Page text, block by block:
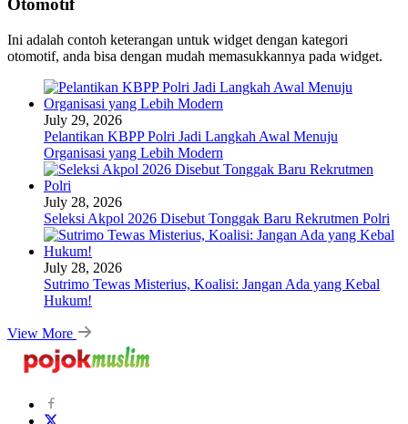
Otomotif
Ini adalah contoh keterangan untuk widget dengan kategori
otomotif, anda bisa dengan mudah memasukkannya pada widget.
July 29, 2026
Pelantikan KBPP Polri Jadi Langkah Awal Menuju
Organisasi yang Lebih Modern
July 28, 2026
Seleksi Akpol 2026 Disebut Tonggak Baru Rekrutmen Polri
July 28, 2026
Sutrimo Tewas Misterius, Koalisi: Jangan Ada yang Kebal
Hukum!
View More